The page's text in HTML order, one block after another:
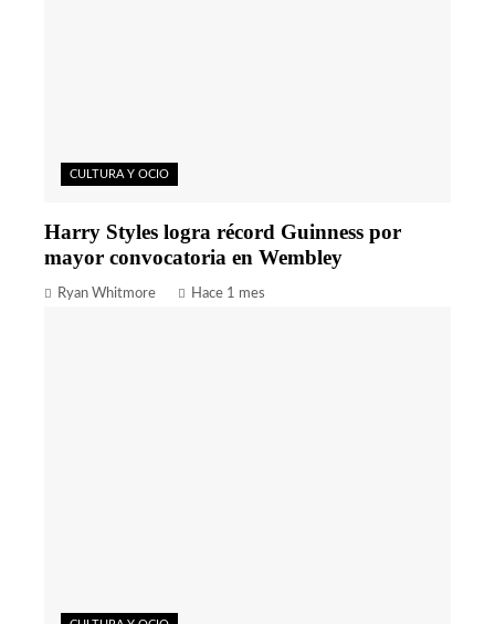
CULTURA Y OCIO
Harry Styles logra récord Guinness por
mayor convocatoria en Wembley
Ryan Whitmore Hace 1 mes